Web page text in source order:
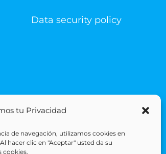
tu Privacidad
de navegación, utilizamos cookies en
hacer clic en "Aceptar" usted da su
cookies.
Data security policy